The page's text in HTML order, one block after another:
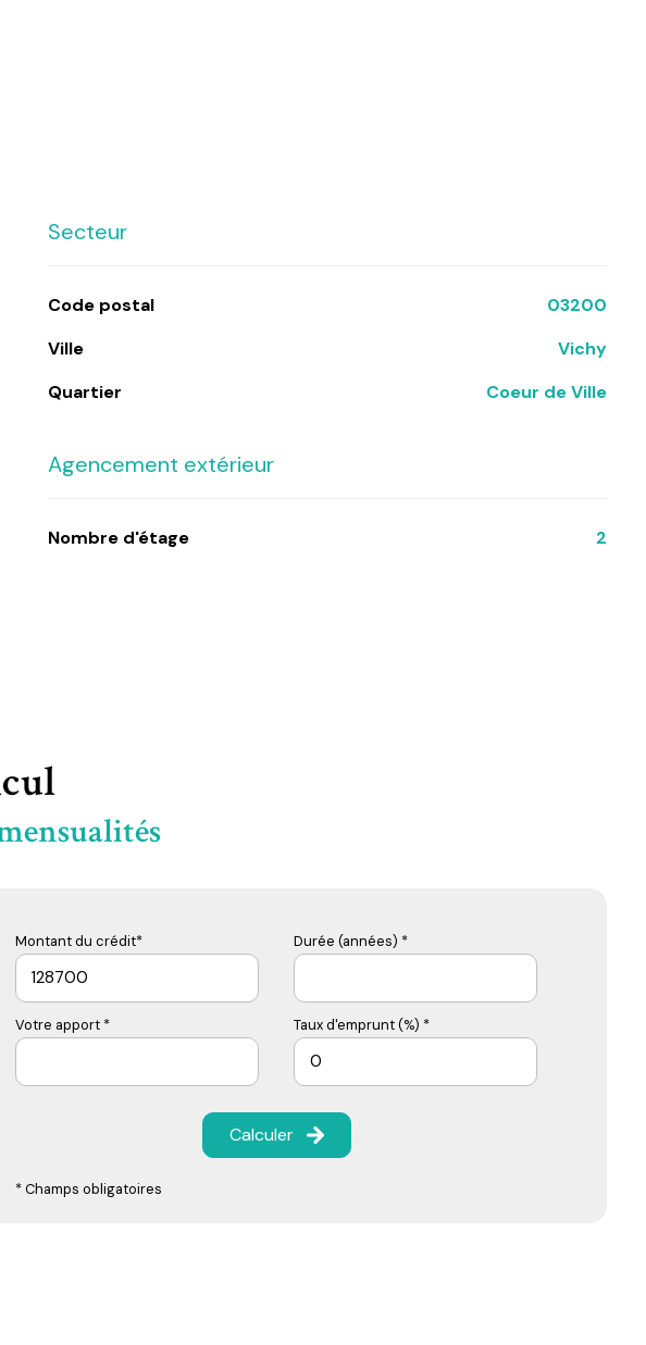
Secteur
Code postal
03200
Ville
Vichy
Quartier
Coeur de Ville
Agencement extérieur
Nombre d'étage 2
Montant du crédit* Durée (années) *
Votre apport * Taux d'emprunt (%) *
Calculer
* Champs obligatoires